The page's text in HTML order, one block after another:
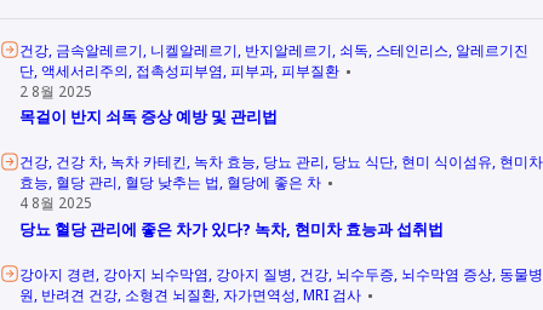
건강 금속알레르기 니켈알레르기 반지알레르기 쇠독 스테인리스 알레르기진
단 액세서리주의 접촉성피부염 피부과 피부질환
2 8월 2025
목걸이 반지 쇠독 증상 예방 및 관리법
건강 건강 차 녹차 카테킨 녹차 효능 당뇨 관리 당뇨 식단 현미 식이섬유 현미차
효능 혈당 관리 혈당 낮추는 법 혈당에 좋은 차
4 8월 2025
당뇨 혈당 관리에 좋은 차가 있다? 녹차, 현미차 효능과 섭취법
강아지 경련 강아지 뇌수막염 강아지 질병 건강 뇌수두증 뇌수막염 증상 동물병
원 반려견 건강 소형견 뇌질환 자가면역성 MRI 검사